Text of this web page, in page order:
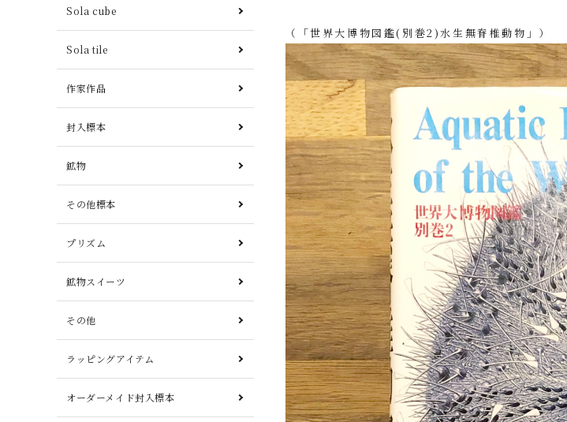
（「世界大博物図鑑(別巻2)水生無脊椎動物」）
Sola cube
Sola tile
作家作品
封入標本
鉱物
その他標本
プリズム
鉱物スイーツ
その他
ラッピングアイテム
オーダーメイド封入標本